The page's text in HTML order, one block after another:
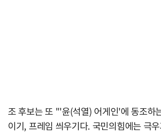
조 후보는 또 "'윤(석열) 어게인'에 동조하
이기, 프레임 씌우기다. 국민의힘에는 극